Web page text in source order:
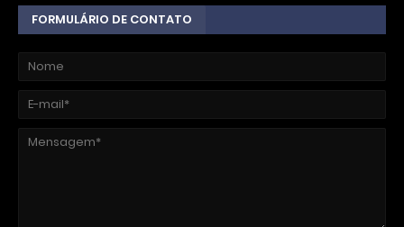
FORMULÁRIO DE CONTATO